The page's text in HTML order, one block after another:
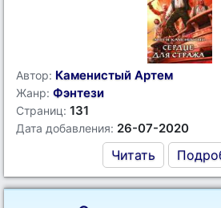
Автор: Каменистый Артем
Жанр: Фэнтези
Страниц: 131
Дата добавления: 26-07-2020
Читать